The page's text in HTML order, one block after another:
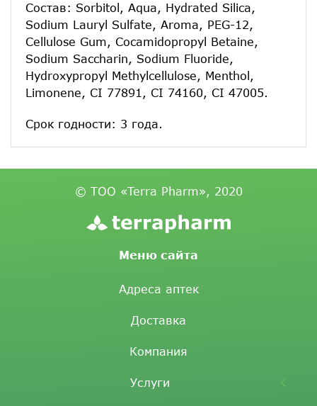
Состав: Sorbitol, Aqua, Hydrated Silica,
Sodium Lauryl Sulfate, Aroma, PEG-12,
Cellulose Gum, Cocamidopropyl Betaine,
Sodium Saccharin, Sodium Fluoride,
Hydroxypropyl Methylcellulose, Menthol,
Limonene, CI 77891, CI 74160, CI 47005.
Срок годности: 3 года.
© ТОО «Terra Pharm», 2020
Меню сайта
Адреса аптек
Доставка
Компания
Услуги